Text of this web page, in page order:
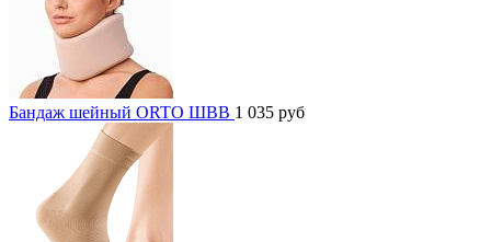
Бандаж шейный ORTO ШВВ 1 035 руб